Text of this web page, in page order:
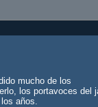
mucho de los
los portavoces del
años.